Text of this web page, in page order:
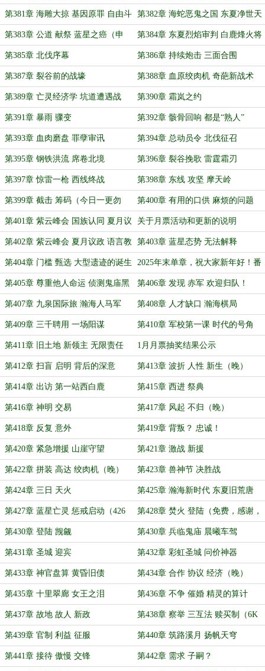
准备
第381章 海雕大掠 基因原罪 自由斗
士
第382章 海蛇恶鬼之国 东夏净世天
火
第383章 公道 献祭 蓝星之癌（申
鹤，晚，约14:00）
第384章 东夏烈焰审判 白鹿烽火将
燃
第385章 北伐序幕 第386章 持续炮击 三面合围
第387章 裂谷前的战壕 第388章 血原绞肉机 奇葩新战术
第389章 亡灵经济学 坑道遭遇战
（勿等）
第390章 霜岚之约
第391章 暴雨 骤变 第392章 骸骨回响 都是“熟人”
第393章 血肉磨盘 罪孽审讯 第394章 总动员令 北伐征召
第395章 钢铁洪流 席卷北境 第396章 裂谷挽歌 雷霆霜刃
第397章 惊雷一枪 西线终战 第398章 东线 攻坚 摩天岭
（晚……）
第399章 截击 筹码（今日一更勿
等）
第400章 有用的口供 麻烦的问题
（还在输液，一更）
第401章 紫云峰会 国族认同 夏月议
政（一）
关于月票活动和更新的说明
第402章 紫云峰会 夏月议政 语言教
育 （二）
第403章 蓝星态势 无法解释
第404章 门槛 甄选 大型遗迹的诞生 2025年末单章，祝大家新年好！番
外，抽奖，加闲聊——
第405章 尊重他人命运 侦测鬼庙黑
雾
第406章 发现 赤军 欢迎归队！
第407章 九泉国际旅 瀚海人马军 第408章 人才缺口 瀚海棋局
第409章 三千聘用 一场阳谋 第410章 军校第一课 时代的号角
（求月票）
第411章 旧土地 新领主 无限责任
（写老书，下一章晚）
1月月票抽奖结果公示
第412章 扫盲 启明 背后的深意 第413章 波折 人性 新生（晚）
第414章 出访 第一站西白鹿 第415章 西进 祭典
第416章 神明 交易 第417章 风起 不归（晚）
第418章 反复 意外 第419章 背叛？ 忠诚！
第420章 紧急增援 山崖守望 第421章 激战 新援
第422章 拼装 高达 绞肉机（晚） 第423章 兽神节 决胜战
第424章 三日 天火 第425章 瀚海新时代 东夏旧荒唐
第427章 蓝星亡灵 惩戒启动（426
章改了一天，晚晚晚）
第428章 焚火 登陆（免费，感谢，
求票）
第430章 登陆 觊觎 第430章 兵临鬼庙 晨曦车驾
第431章 圣城 迎宾 第432章 彩虹圣城 问价神器
第433章 神官盘算 黄昏旧债 第434章 合作 协议 经济（晚）
第435章 十里翠廊 女王之泪 第436章 不争 催婚 精灵的算计
（晚）
第437章 故地 故人 新政 第438章 察举 三互法 赎买制（6K
求月票）
第439章 官制 利益 征服 第440章 筑路溪月 扬帆天穹
第441章 接待 傲慢 交锋 第442章 需求 子嗣？